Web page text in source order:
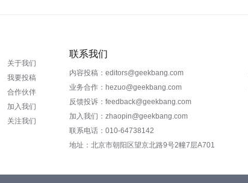
关于我们
我要投稿
合作伙伴
加入我们
关注我们
联系我们
内容投稿：editors@geekbang.com
业务合作：hezuo@geekbang.com
反馈投诉：feedback@geekbang.com
加入我们：zhaopin@geekbang.com
联系电话：010-64738142
地址：北京市朝阳区望京北路9号2幢7层A701